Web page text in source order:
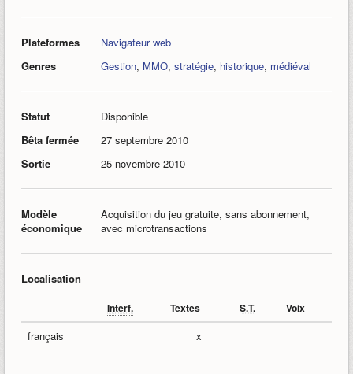
Plateformes
Navigateur web
Genres
Gestion, MMO, stratégie, historique, médiéval
Statut
Disponible
Bêta fermée
27 septembre 2010
Sortie
25 novembre 2010
Modèle
économique
Acquisition du jeu gratuite, sans abonnement,
avec microtransactions
Localisation
Interf. Textes S.T. Voix
français x